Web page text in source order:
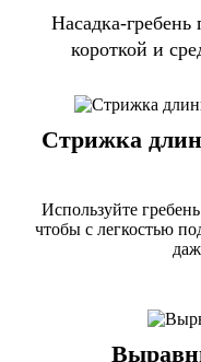
Насадка-гребень
короткой и
Стрижка
Используйте
чтобы с легкостью